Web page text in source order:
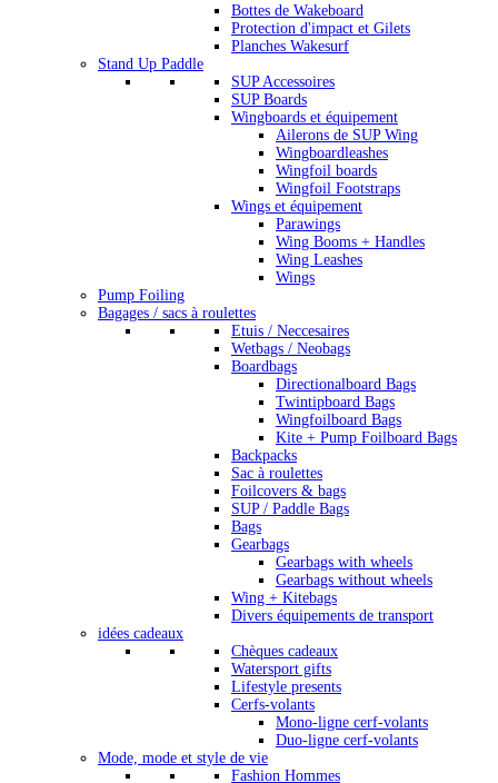
Bottes de Wakeboard
Protection d'impact et Gilets
Planches Wakesurf
Stand Up Paddle
SUP Accessoires
SUP Boards
Wingboards et équipement
Ailerons de SUP Wing
Wingboardleashes
Wingfoil boards
Wingfoil Footstraps
Wings et équipement
Parawings
Wing Booms + Handles
Wing Leashes
Wings
Pump Foiling
Bagages / sacs à roulettes
Etuis / Neccesaires
Wetbags / Neobags
Boardbags
Directionalboard Bags
Twintipboard Bags
Wingfoilboard Bags
Kite + Pump Foilboard Bags
Backpacks
Sac à roulettes
Foilcovers & bags
SUP / Paddle Bags
Bags
Gearbags
Gearbags with wheels
Gearbags without wheels
Wing + Kitebags
Divers équipements de transport
idées cadeaux
Chèques cadeaux
Watersport gifts
Lifestyle presents
Cerfs-volants
Mono-ligne cerf-volants
Duo-ligne cerf-volants
Mode, mode et style de vie
Fashion Hommes